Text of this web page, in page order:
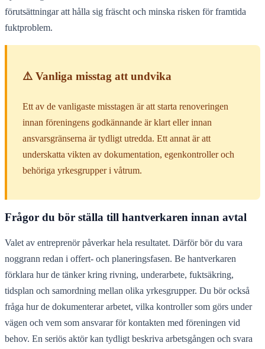
förutsättningar att hålla sig fräscht och minska risken för framtida
fuktproblem.
⚠️ Vanliga misstag att undvika
Ett av de vanligaste misstagen är att starta renoveringen
innan föreningens godkännande är klart eller innan
ansvarsgränserna är tydligt utredda. Ett annat är att
underskatta vikten av dokumentation, egenkontroller och
behöriga yrkesgrupper i våtrum.
Frågor du bör ställa till hantverkaren innan avtal
Valet av entreprenör påverkar hela resultatet. Därför bör du vara
noggrann redan i offert- och planeringsfasen. Be hantverkaren
förklara hur de tänker kring rivning, underarbete, fuktsäkring,
tidsplan och samordning mellan olika yrkesgrupper. Du bör också
fråga hur de dokumenterar arbetet, vilka kontroller som görs under
vägen och vem som ansvarar för kontakten med föreningen vid
behov. En seriös aktör kan tydligt beskriva arbetsgången och svara